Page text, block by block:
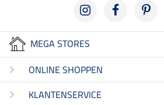
MEGA STORES
ONLINE SHOPPEN
KLANTENSERVICE